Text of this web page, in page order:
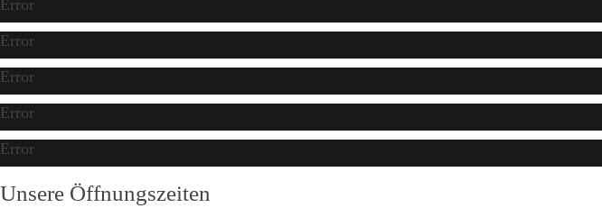
Error
Error
Error
Error
Error
Unsere Öffnungszeiten